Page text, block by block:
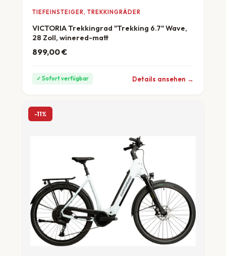
TIEFEINSTEIGER, TREKKINGRÄDER
VICTORIA Trekkingrad "Trekking 6.7" Wave,
28 Zoll, winered-matt
899,00€
✓ Sofort verfügbar Details ansehen →
-11%